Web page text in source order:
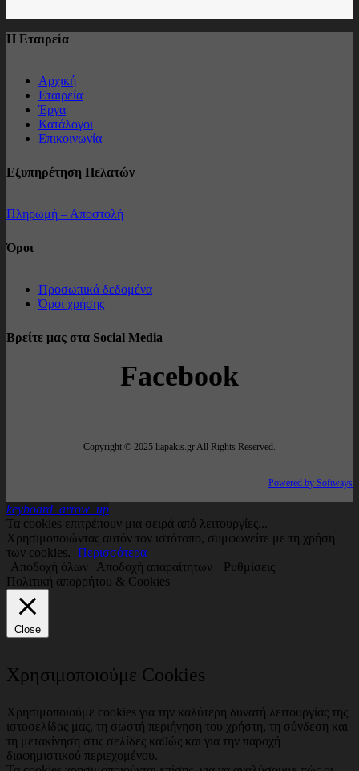
Η Εταιρεία
Αρχική
Εταιρεία
Έργα
Κατάλογοι
Επικοινωνία
Εξυπηρέτηση Πελατών
Πληρωμή – Αποστολή
Όροι
Προσωπικά δεδομένα
Όροι χρήσης
Βρείτε μας στα Social Media
Facebook
Copyright © 2025 liapakis.gr All Rights Reserved.
Powered by Softways
keyboard_arrow_up
Τα cookies επιτρέπουν μια σειρά από λειτουργίες...
Χρησιμοποιώντας αυτόν τον ιστότοπο, συμφωνείτε με τη χρήση
των cookies. Περισσότερα
Αποδοχή όλων
Αποδοχή απαραίτητων
Ρυθμίσεις
Πολιτική απορρήτου & Cookies
Close
Χρησιμοποιούμε Cookies
Χρησιμοποιούμε cookies για την καλύτερη δυνατή λειτουργίας της
ιστοσελίδας μας, τη σωστή περιήγηση του χρήστη, τη σύνδεση και
τη μετακίνηση στις σελίδες καθώς και για την παροχή
διαφημιστικού περιεχομένου.